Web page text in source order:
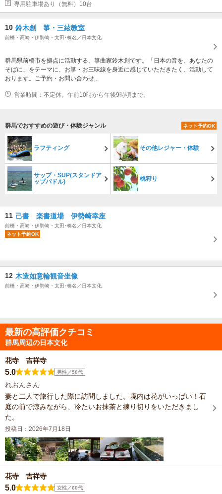
専用駐車場あり（無料）10台
10 鈴木創 箏・三絃教室
前橋・高崎・伊勢崎・太田･榛名／日本文化
群馬県前橋市を拠点に活動する、箏曲家鈴木創です。「日本の音を、あなたの
そばに」をテーマに、お箏・お三味線を身近に感じていただきたく、活動して
おります。ご予約・お問い合わせ...
営業時間：不定休。午前10時から午後9時頃まで。
群馬でおすすめの遊び・体験ジャンル ネット予約OK
ラフティング その他レジャー・体験
サップ・SUP(スタンドア
ップパドル)
桃狩り
11 己書 楽書道場 伊勢崎幸座
前橋・高崎・伊勢崎・太田･榛名／日本文化
ネット予約OK
12 木造如意輪観音坐像
前橋・高崎・伊勢崎・太田･榛名／日本文化
最新の高評価クチコミ
群馬周辺の日本文化
花寺 吉祥寺
5.0 男性／50代
れおんさん
妻と二人で旅行した際に訪問しました。境内は花がいっぱい！石
庭の前で涼みながら、冷たいお抹茶と練り切りをいただきまし
た。
投稿日：2026年7月18日
花寺 吉祥寺
5.0 女性／60代